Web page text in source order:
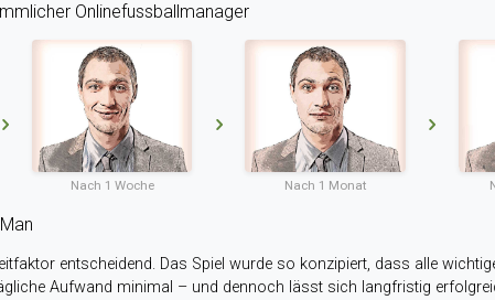
Onlinefussballmanager
Nach 1 Woche Nach 1 Monat
entscheidend. Das Spiel wurde so konzipiert, dass alle
Aufwand minimal – und dennoch lässt sich langfristig